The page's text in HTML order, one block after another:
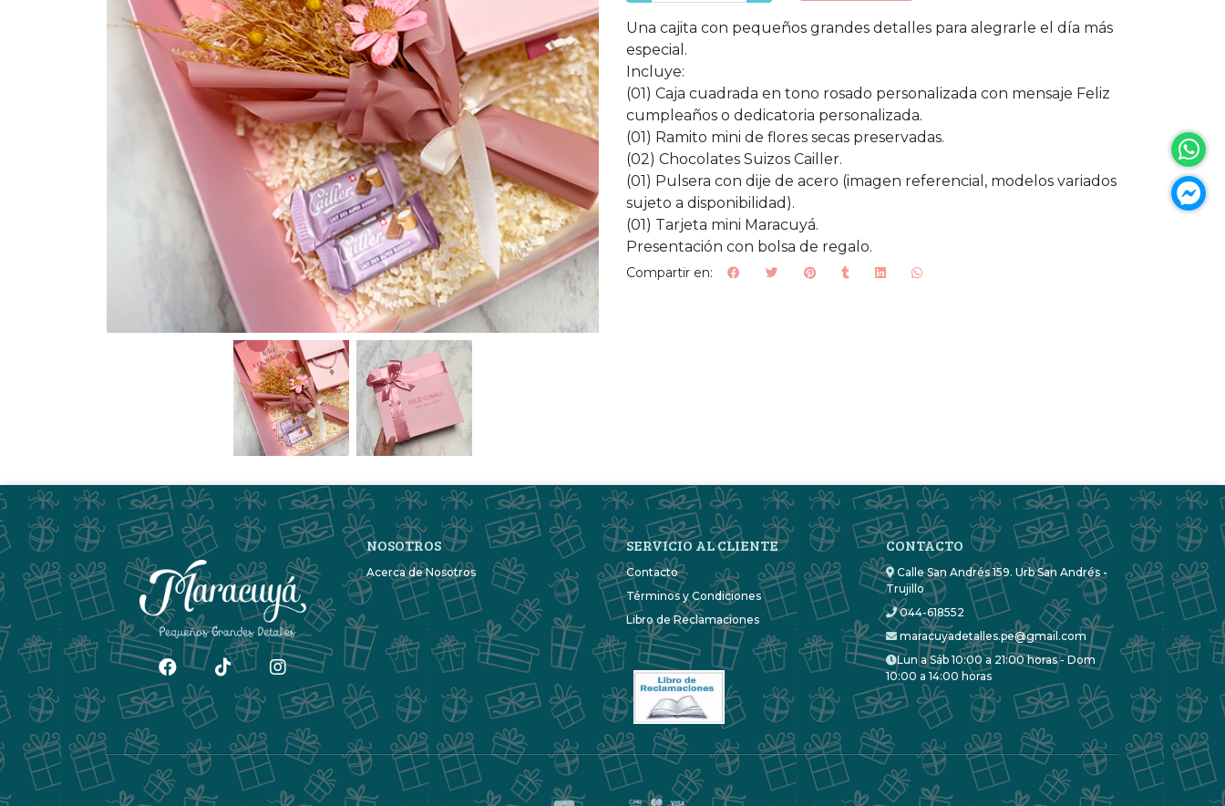
Una cajita con pequeños grandes detalles para alegrarle el día más
especial.
Incluye:
(01) Caja cuadrada en tono rosado personalizada con mensaje Feliz
cumpleaños o dedicatoria personalizada.
(01) Ramito mini de flores secas preservadas.
(02) Chocolates Suizos Cailler.
(01) Pulsera con dije de acero (imagen referencial, modelos variados
sujeto a disponibilidad).
(01) Tarjeta mini Maracuyá.
Presentación con bolsa de regalo.
Compartir en:
NOSOTROS
Acerca de Nosotros
SERVICIO AL CLIENTE
Contacto
Términos y Condiciones
Libro de Reclamaciones
CONTACTO
Calle San Andrés 159. Urb San Andrés -
Trujillo
044-618552
maracuyadetalles.pe@gmail.com
Lun a Sáb 10:00 a 21:00 horas - Dom
10:00 a 14:00 horas